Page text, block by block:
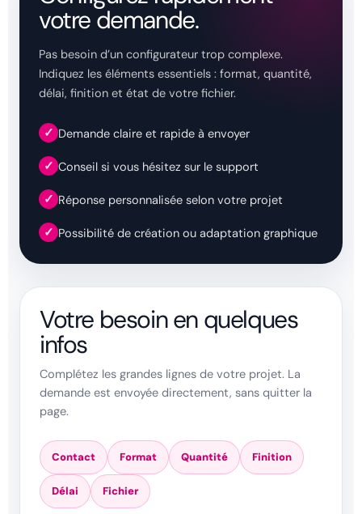
votre demande.
Pas besoin d’un configurateur trop complexe.
Indiquez les éléments essentiels : format, quantité,
délai, finition et état de votre fichier.
✓ Demande claire et rapide à envoyer
✓ Conseil si vous hésitez sur le support
✓ Réponse personnalisée selon votre projet
✓ Possibilité de création ou adaptation graphique
Votre besoin en quelques
infos
Complétez les grandes lignes de votre projet. La
demande est envoyée directement, sans quitter la
page.
Contact Format Quantité Finition
Délai Fichier